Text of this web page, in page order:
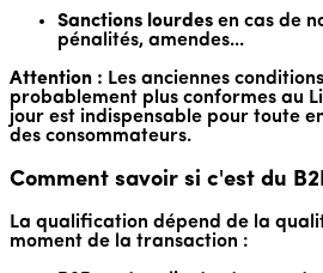
Sanctions lourdes en cas de
pénalités, amendes...
Attention : Les anciennes
probablement plus conformes au
jour est indispensable pour toute
des consommateurs.
Comment savoir si c'est du
La qualification dépend de la
moment de la transaction :